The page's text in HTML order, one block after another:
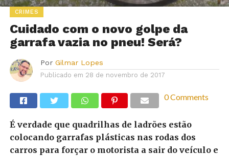
CRIMES
Cuidado com o novo golpe da
garrafa vazia no pneu! Será?
Por Gilmar Lopes
Publicado em 28 de novembro de 2017
0 Comments
É verdade que quadrilhas de ladrões estão
colocando garrafas plásticas nas rodas dos
carros para forçar o motorista a sair do veículo e